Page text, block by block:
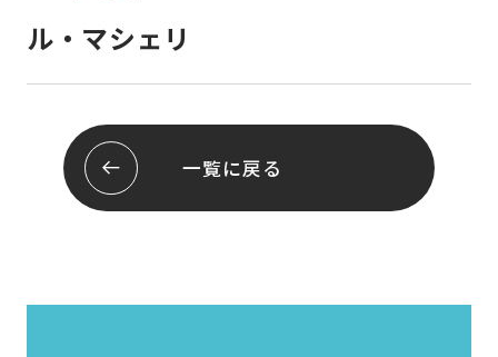
会社概要
スタッフ紹介
プライバシーポリシー
ル・マシェリ
一覧に戻る